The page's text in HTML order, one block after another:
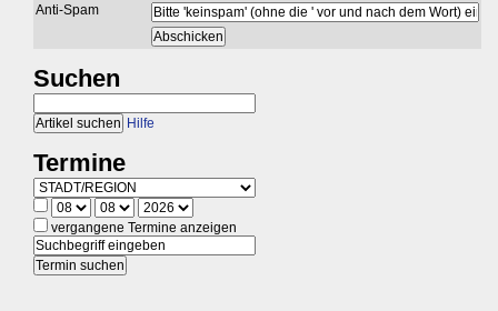
Anti-Spam
Suchen
Hilfe
Termine
vergangene Termine anzeigen